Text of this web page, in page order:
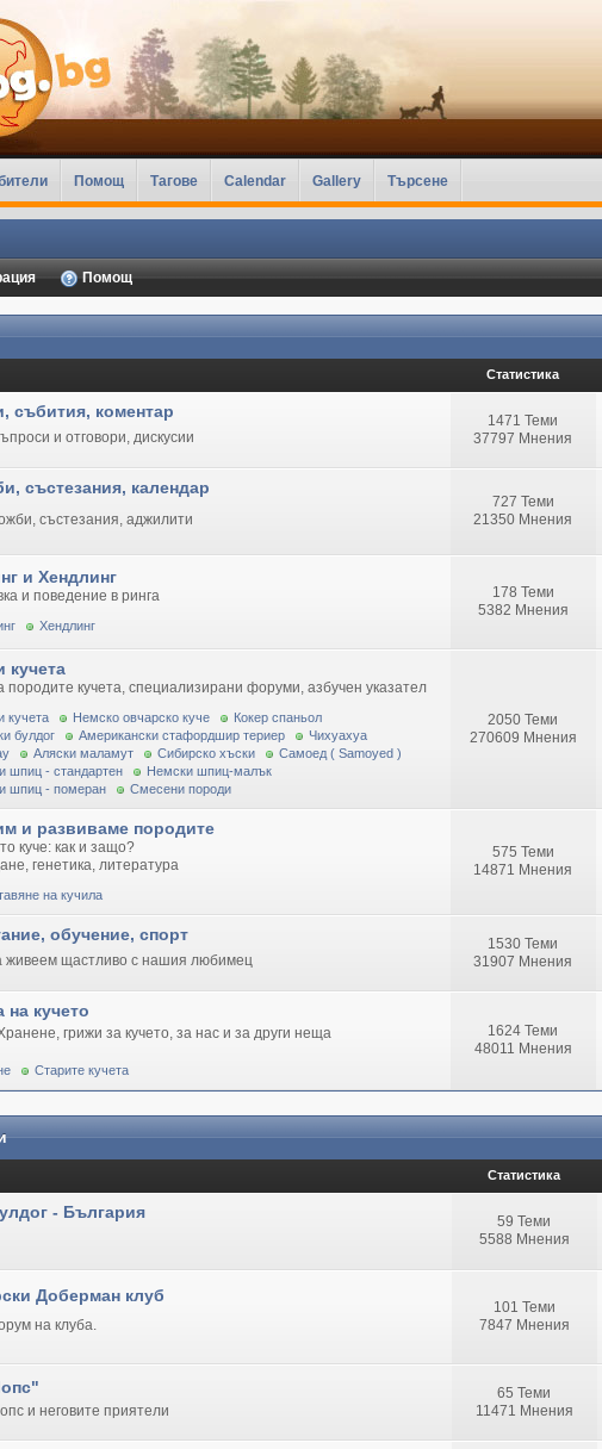
Помощ Тагове Calendar Gallery Търсене
Помощ
Статистика
събития, коментар
и отговори, дискусии
1471 Теми
37797 Мнения
състезания, календар
състезания, аджилити
727 Теми
21350 Мнения
и Хендлинг
и поведение в ринга
Хендлинг
178 Теми
5382 Мнения
кучета
породите кучета, специализирани форуми, азбучен указател
кучета Немско овчарско куче
Кокер спаньол
булдог
Американски стафордшир териер
Чихуахуа
Аляски маламут Сибирско хъски
Самоед ( Samoyed )
шпиц - стандартен
Немски шпиц-малък
шпиц - померан
Смесени породи
2050 Теми
270609 Мнения
и развиваме породите
куче: как и защо?
генетика, литература
на кучила
575 Теми
14871 Мнения
обучение, спорт
живеем щастливо с нашия любимец
1530 Теми
31907 Мнения
на кучето
грижи за кучето, за нас и за други неща
Старите кучета
1624 Теми
48011 Мнения
Статистика
- България
59 Теми
5588 Мнения
Доберман клуб
на клуба.
101 Теми
7847 Мнения
и неговите приятели
65 Теми
11471 Мнения